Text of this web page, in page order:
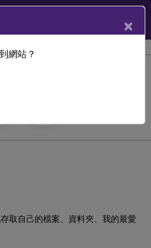
Citrix Workspace 應用程式
取自己的檔案、資料夾、我的最愛
×
網站？